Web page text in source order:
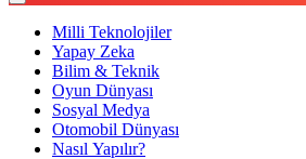
Milli Teknolojiler
Yapay Zeka
Bilim & Teknik
Oyun Dünyası
Sosyal Medya
Otomobil Dünyası
Nasıl Yapılır?